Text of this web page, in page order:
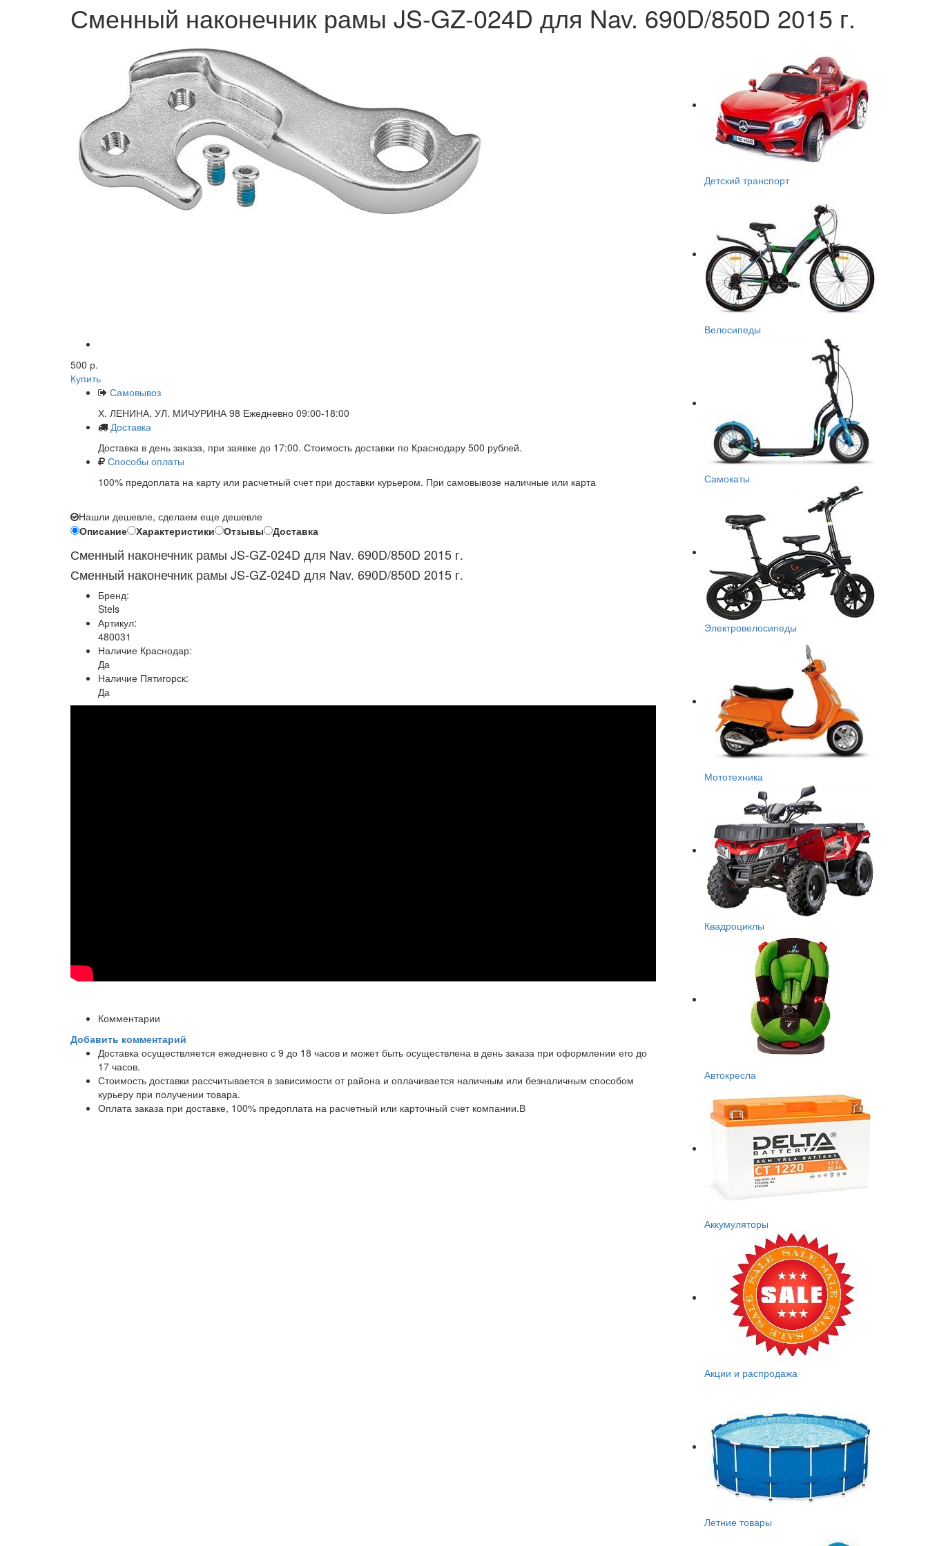
Сменный наконечник рамы JS-GZ-024D для Nav. 690D/850D 2015 г.
500 р.
Купить
Самовывоз
Х. ЛЕНИНА, УЛ. МИЧУРИНА 98 Ежедневно 09:00-18:00
Доставка
Доставка в день заказа, при заявке до 17:00. Стоимость доставки по Краснодару 500 рублей.
Способы оплаты
100% предоплата на карту или расчетный счет при доставки курьером. При самовывозе наличные или карта
Нашли дешевле, сделаем еще дешевле
Описание
Характеристики Отзывы Доставка
Сменный наконечник рамы JS-GZ-024D для Nav. 690D/850D 2015 г.
Сменный наконечник рамы JS-GZ-024D для Nav. 690D/850D 2015 г.
Бренд:
Stels
Артикул:
480031
Наличие Краснодар:
Да
Наличие Пятигорск:
Да
Комментарии
Добавить комментарий
Доставка осуществляется ежедневно с 9 до 18 часов и может быть осуществлена в день заказа при оформлении его до
17 часов.
Стоимость доставки рассчитывается в зависимости от района и оплачивается наличным или безналичным способом
курьеру при получении товара.
Оплата заказа при доставке, 100% предоплата на расчетный или карточный счет компании.В
Детский транспорт
Велосипеды
Самокаты
Электровелосипеды
Мототехника
Квадроциклы
Автокресла
Аккумуляторы
Акции и распродажа
Летние товары